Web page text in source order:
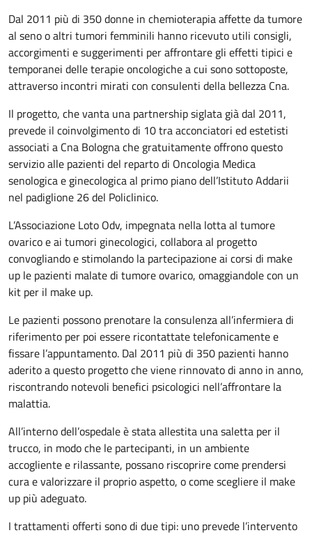
Dal 2011 più di 350 donne in chemioterapia affette da tumore
al seno o altri tumori femminili hanno ricevuto utili consigli,
accorgimenti e suggerimenti per affrontare gli effetti tipici e
temporanei delle terapie oncologiche a cui sono sottoposte,
attraverso incontri mirati con consulenti della bellezza Cna.
Il progetto, che vanta una partnership siglata già dal 2011,
prevede il coinvolgimento di 10 tra acconciatori ed estetisti
associati a Cna Bologna che gratuitamente offrono questo
servizio alle pazienti del reparto di Oncologia Medica
senologica e ginecologica al primo piano dell’Istituto Addarii
nel padiglione 26 del Policlinico.
L’Associazione Loto Odv, impegnata nella lotta al tumore
ovarico e ai tumori ginecologici, collabora al progetto
convogliando e stimolando la partecipazione ai corsi di make
up le pazienti malate di tumore ovarico, omaggiandole con un
kit per il make up.
Le pazienti possono prenotare la consulenza all’infermiera di
riferimento per poi essere ricontattate telefonicamente e
fissare l’appuntamento. Dal 2011 più di 350 pazienti hanno
aderito a questo progetto che viene rinnovato di anno in anno,
riscontrando notevoli benefici psicologici nell’affrontare la
malattia.
All’interno dell’ospedale è stata allestita una saletta per il
trucco, in modo che le partecipanti, in un ambiente
accogliente e rilassante, possano riscoprire come prendersi
cura e valorizzare il proprio aspetto, o come scegliere il make
up più adeguato.
I trattamenti offerti sono di due tipi: uno prevede l’intervento